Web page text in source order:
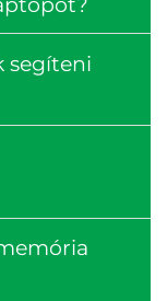
segíteni